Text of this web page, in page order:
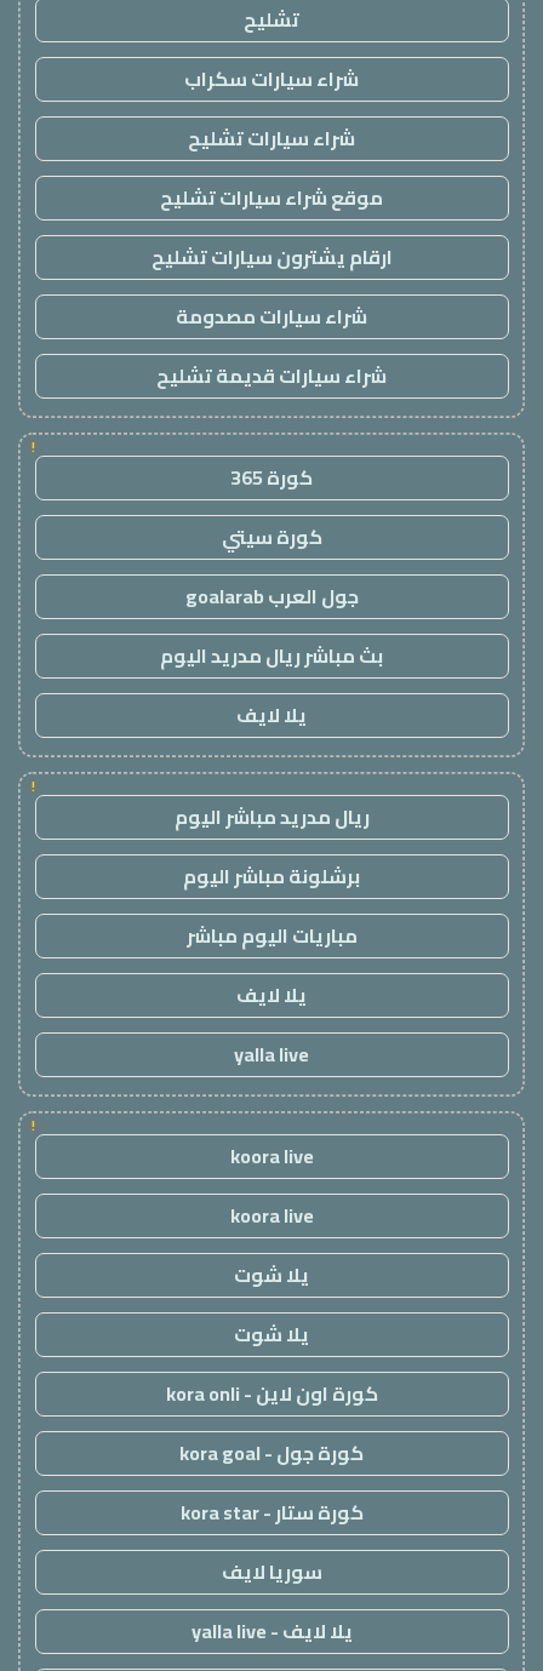
تشليح
شراء سيارات سكراب
شراء سيارات تشليح
موقع شراء سيارات تشليح
ارقام يشترون سيارات تشليح
شراء سيارات مصدومة
شراء سيارات قديمة تشليح
!
كورة 365
كورة سيتي
جول العرب goalarab
بث مباشر ريال مدريد اليوم
يلا لايف
!
ريال مدريد مباشر اليوم
برشلونة مباشر اليوم
مباريات اليوم مباشر
يلا لايف
yalla live
!
koora live
koora live
يلا شوت
يلا شوت
كورة اون لاين - kora onli
كورة جول - kora goal
كورة ستار - kora star
سوريا لايف
يلا لايف - yalla live